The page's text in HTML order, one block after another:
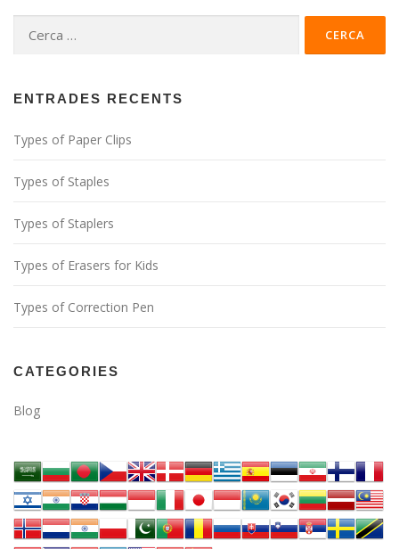
Cerca:
ENTRADES RECENTS
Types of Paper Clips
Types of Staples
Types of Staplers
Types of Erasers for Kids
Types of Correction Pen
CATEGORIES
Blog